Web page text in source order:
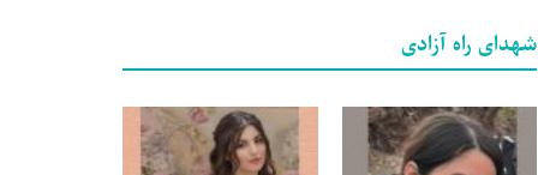
شهدای راه آزادی